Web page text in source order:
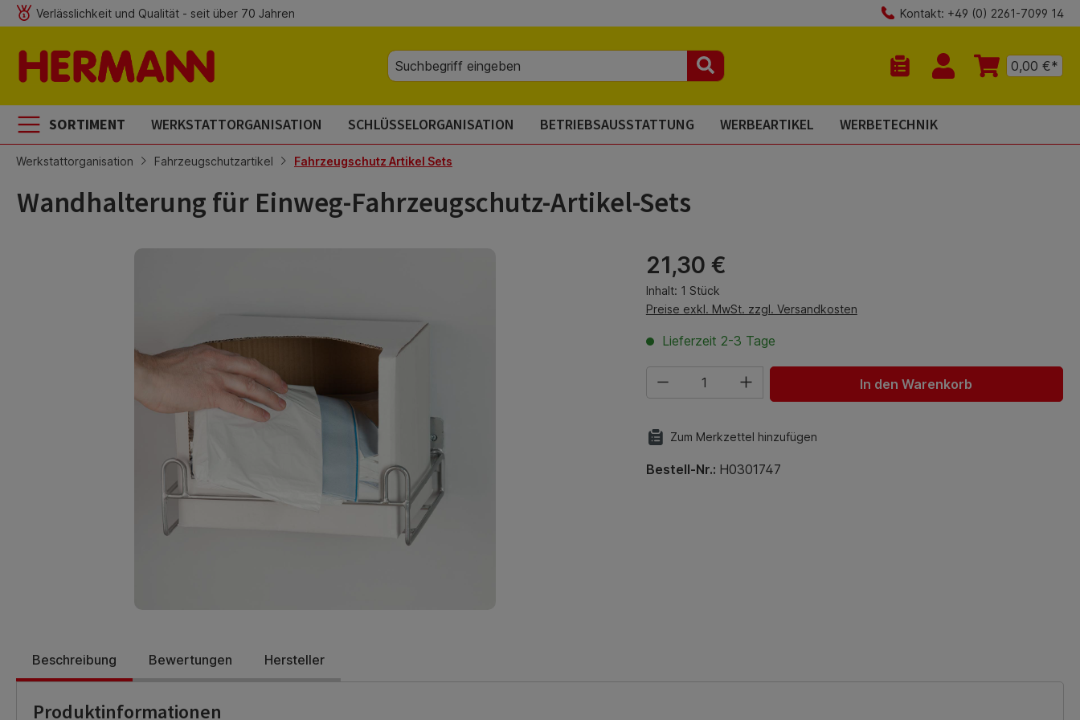
Hauptinhalt springen
Zur Suche springen
Zur Hauptnavigation springen
Verlässlichkeit und Qualität - seit über 70 Jahren Kontakt: +49 (0) 2261-7099 14
Du hast 0 Produkte auf dem
0,00 €*
SORTIMENT WERKSTATTORGANISATION SCHLÜSSELORGANISATION BETRIEBSAUSSTATTUNG WERBEARTIKEL WERBETECHNIK
Werkstattorganisation Fahrzeugschutzartikel Fahrzeugschutz Artikel Sets
Wandhalterung für Einweg-Fahrzeugschutz-Artikel-Sets
Bildergalerie überspringen Regulärer Preis:
21,30 €
Inhalt: 1 Stück
Preise exkl. MwSt. zzgl. Versandkosten
Lieferzeit 2-3 Tage
Produkt Anzahl: Gib den gewünschten Wert ein oder benutze die
In den Warenkorb
Zum Merkzettel hinzufügen
Bestell-Nr.: H0301747
Beschreibung Bewertungen Hersteller
Produktinformationen